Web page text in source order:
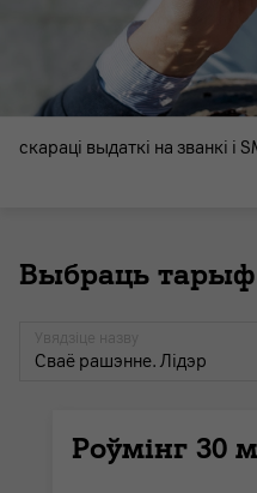
скараці выдаткі на званкі і
Выбраць
Сваё рашэнне. Лідэр
Роўмінг 30